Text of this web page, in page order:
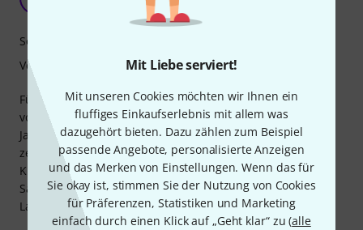
Mit Liebe serviert!
Mit unseren Cookies möchten wir Ihnen ein
fluffiges Einkaufserlebnis mit allem was
dazugehört bieten. Dazu zählen zum Beispiel
passende Angebote, personalisierte Anzeigen
und das Merken von Einstellungen. Wenn das für
Sie okay ist, stimmen Sie der Nutzung von Cookies
für Präferenzen, Statistiken und Marketing
einfach durch einen Klick auf „Geht klar“ zu (alle
Daniele L. 18.11.2019
Für uns Streichinstrumentenspieler ist die Wahl der Saiten
von grundlegender Bedeutung, und ich muss sagen, dass
Jargal eine hervorragende Lösung darstellt. Diese Saite
zeichnet sich durch unglaubliche Brillanz und
Klangbeständigkeit aus. Ich kann nur Positives über diese
Saite berichten. Der Preis ist exzellent und im Vergleich zu
Larsen sehr wettbewerbsfähig. Absolut empfehlenswert.
Sound
Verarbeitung